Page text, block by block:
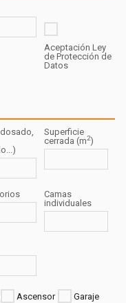
Aceptación Ley
de Protección de
Datos
Superficie
cerrada (m2)
Camas
individuales
Ascensor Garaje